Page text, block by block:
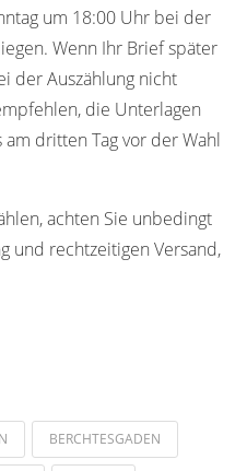
um 18:00 Uhr bei der
Wenn Ihr Brief später
der Auszählung nicht
die Unterlagen
dritten Tag vor der Wahl
achten Sie unbedingt
und rechtzeitigen Versand,
BERCHTESGADEN